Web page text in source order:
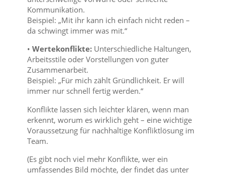
Kommunikation.
Beispiel: „Mit ihr kann ich einfach nicht reden –
da schwingt immer was mit.“
• Wertekonflikte:Unterschiedliche Haltungen,
Arbeitsstile oder Vorstellungen von guter
Zusammenarbeit.
Beispiel: „Für mich zählt Gründlichkeit. Er will
immer nur schnell fertig werden.“
Konflikte lassen sich leichter klären, wenn man
erkennt, worum es wirklich geht – eine wichtige
Voraussetzung für nachhaltige Konfliktlösung im
Team.
(Es gibt noch viel mehr Konflikte, wer ein
umfassendes Bild möchte, der findet das unter